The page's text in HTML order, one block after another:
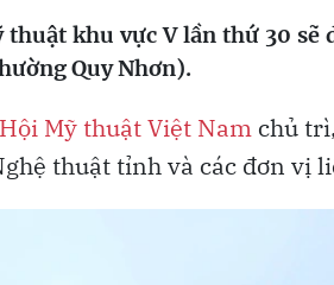
khu vực V lần thứ 30 sẽ
Quy Nhơn).
Hội Mỹ thuật Việt Nam chủ
thuật tỉnh và các đơn vị